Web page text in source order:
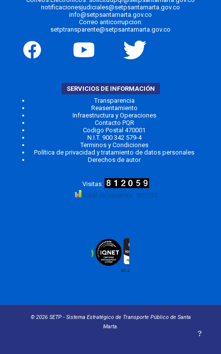
notificacionesjudiciales@setpsantamarta.gov.co
info@setpsantamarta.gov.co
Correo anticorrupcion:
setptransparente@setpsantamarta.gov.co
SERVICIOS DE INFORMACIÓN
Transparencia
Reasentamiento
Infraestructura y Operaciones
Contacto PQR
Codigo Postal 470001
N.I.T. 900 342 579-4
Terminos y Condiciones
Política de privacidad y tratamiento de datos personales
Derechos de autor
Total de usuarios : 807735
© 2026 SETP - Sistema Estratégico de Transporte Público de Santa
Marta.